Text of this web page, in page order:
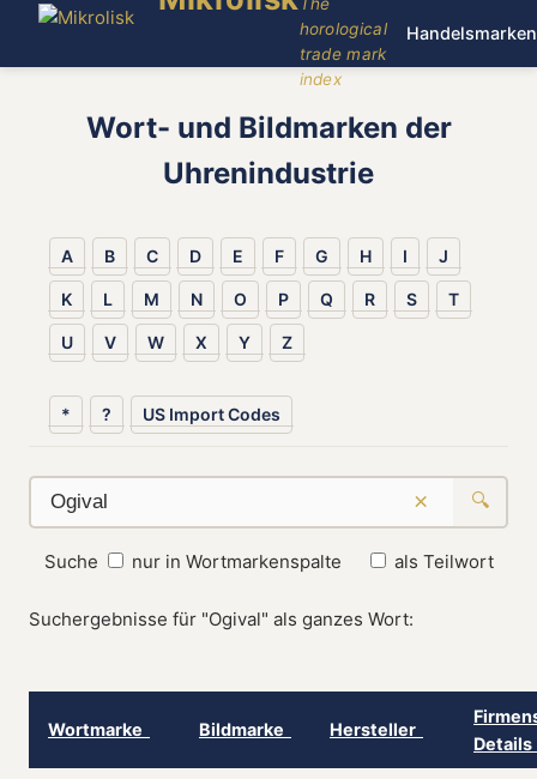
horological
trade mark
index
Handelsmarken
Wort- und Bildmarken der
Uhrenindustrie
A B C D E F G H I J
K L M N O P Q R S T
U V W X Y Z
* ? US Import Codes
× 🔍
Suche nur in Wortmarkenspalte als Teilwort
Suchergebnisse für "Ogival" als ganzes Wort:
Wortmarke Bildmarke Hersteller